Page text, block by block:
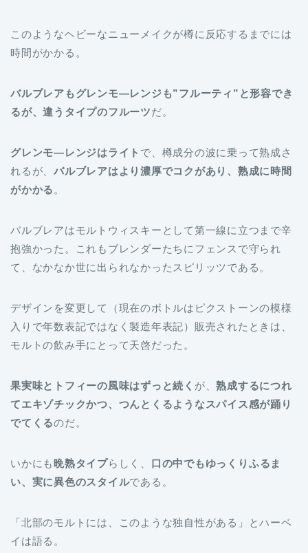
このようなヘビーなニューメイクが樽に反応するまでには
時間がかかる。
バルブレアもグレンモ―レンジも”フルーティ”と形容でき
るが、違うタイプのフルーツだ。
グレンモ―レンジはライト で、樽成分の波に乗って熟成さ
れるが、バルブレアはより濃厚でコクがあり、熟成に時間
がかかる 。
バルブレアはモルトウィスキーとして第一線に立つまで辛
抱強かった。これもブレンダーたちにフェンスで守られ
て、なかなか世に出られなかったスピリッツである。
デザインを変更して（現在のボトルはピクストーンの模様
入りで年数表記ではなく製造年表記）販売されたときは、
モルトの飲み手にとって天啓だった。
果実味とトフィーの風味はずっと続く が、熟成するにつれ
てエキゾチックかつ、つんとくるようなスパイス感が踊り
でてくるのだ。
いかにも 晩熟タイプらしく、 口の中でもゆっくりふるま
い、実に異色のスタイルである。
「北部のモルトには、このような独自性がある」とハーベ
イは語る。